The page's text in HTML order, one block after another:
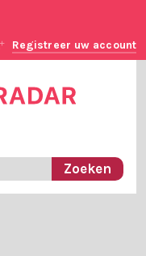
Registreer uw account